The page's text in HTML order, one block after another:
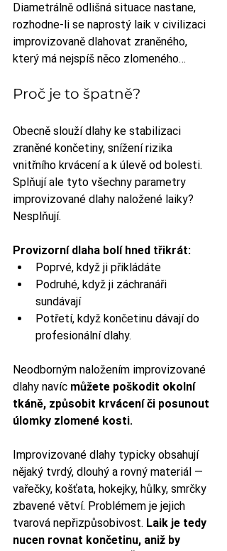
Diametrálně odlišná situace nastane,
rozhodne-li se naprostý laik v civilizaci
improvizovaně dlahovat zraněného,
který má nejspíš něco zlomeného…
Proč je to špatně?
Obecně slouží dlahy ke stabilizaci
zraněné končetiny, snížení rizika
vnitřního krvácení a k úlevě od bolesti.
Splňují ale tyto všechny parametry
improvizované dlahy naložené laiky?
Nesplňují.
Provizorní dlaha bolí hned třikrát:
Poprvé, když ji přikládáte
Podruhé, když ji záchranáři
sundávají
Potřetí, když končetinu dávají do
profesionální dlahy.
Neodborným naložením improvizované
dlahy navíc můžete poškodit okolní
tkáně, způsobit krvácení či posunout
úlomky zlomené kosti.
Improvizované dlahy typicky obsahují
nějaký tvrdý, dlouhý a rovný materiál —
vařečky, košťata, hokejky, hůlky, smrčky
zbavené větví. Problémem je jejich
tvarová nepřizpůsobivost. Laik je tedy
nucen rovnat končetinu, aniž by